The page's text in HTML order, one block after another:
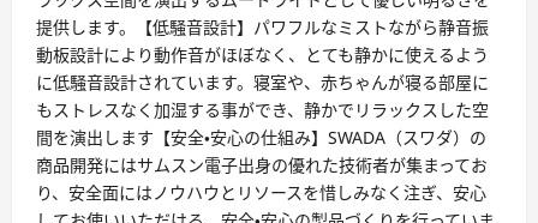
提供します。【低騒音設計】パワフルなミストながら静音振
動板設計により動作音がほぼなく、とても静かに使えるよう
に低騒音設計されています。寝室や、赤ちゃんが寝る部屋に
もストレスなく加湿する事ができ、静かでリラックスした空
間を演出します【安全・安心の仕組み】SWADA（スワダ）の
商品開発にはサムスン電子出身の優れた技術者が集まってお
り、安全面にはノウハウとリソースを惜しみなく注ぎ、安心